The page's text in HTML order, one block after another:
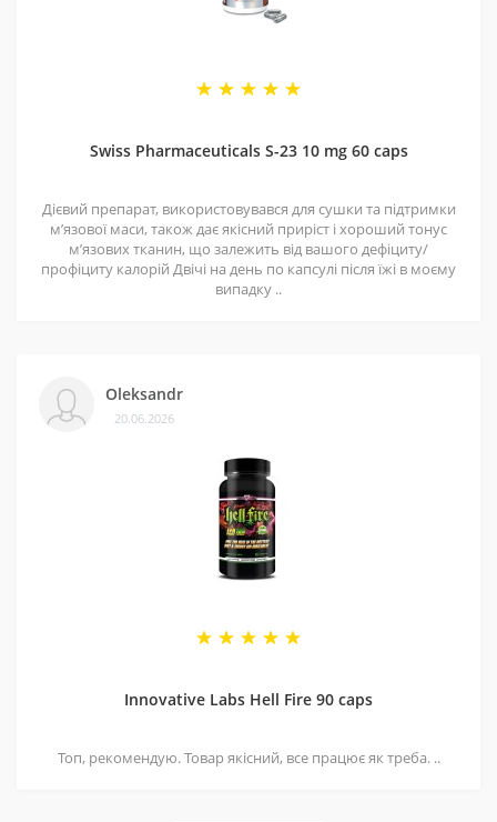
Swiss Pharmaceuticals S-23 10 mg 60 caps
Дієвий препарат, використовувався для сушки та підтримки
мʼязової маси, також дає якісний приріст і хороший тонус
мʼязових тканин, що залежить від вашого дефіциту/
профіциту калорій Двічі на день по капсулі після їжі в моєму
випадку ..
Oleksandr
20.06.2026
Innovative Labs Hell Fire 90 caps
Топ, рекомендую. Товар якісний, все працює як треба. ..